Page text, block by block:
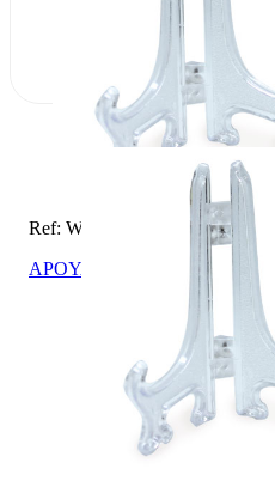
Ref: W-023
APOYA PLATOS "PLASTEC"